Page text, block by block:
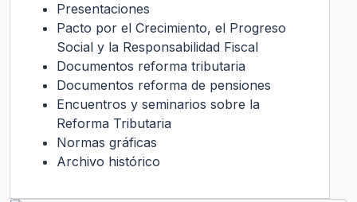
Presentaciones
Pacto por el Crecimiento, el Progreso
Social y la Responsabilidad Fiscal
Documentos reforma tributaria
Documentos reforma de pensiones
Encuentros y seminarios sobre la
Reforma Tributaria
Normas gráficas
Archivo histórico